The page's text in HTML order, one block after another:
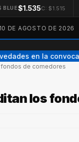
BLUE$1.535C: $1.515
DE AGOSTO DE 2026
en la
de comedores
los